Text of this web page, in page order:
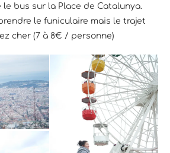
le bus sur la Place de Catalunya.
le funiculaire mais le trajet
cher (7 à 8€ / personne)